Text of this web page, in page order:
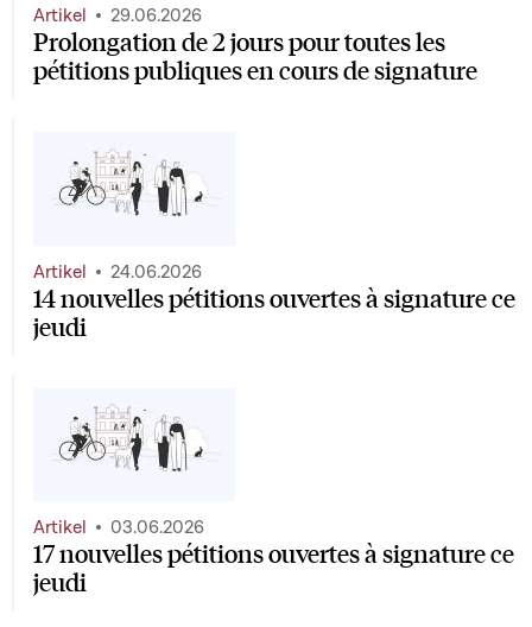
Prolongation de 2 jours pour toutes les
pétitions publiques en cours de signature
Artikel 29.06.2026
14 nouvelles pétitions ouvertes à signature ce
jeudi
Artikel 24.06.2026
17 nouvelles pétitions ouvertes à signature ce
jeudi
Artikel 03.06.2026